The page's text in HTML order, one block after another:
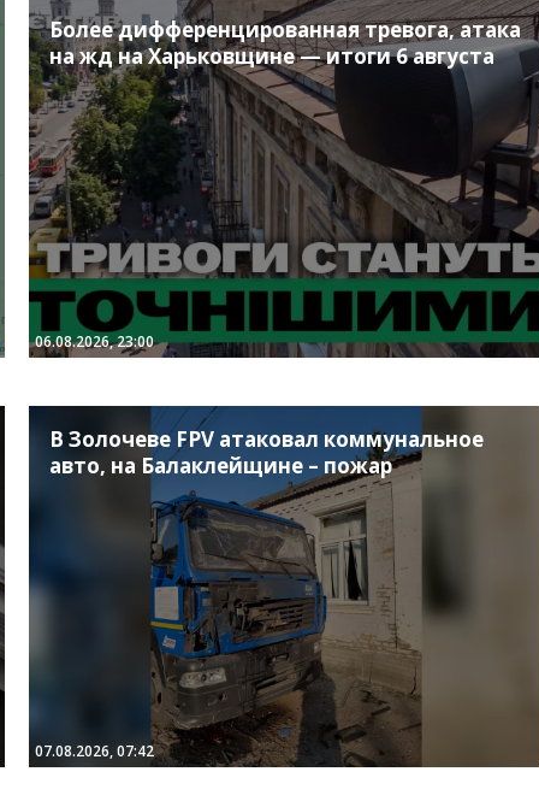
Более дифференцированная тревога, атака
на жд на Харьковщине — итоги 6 августа
06.08.2026, 23:00
В Золочеве FPV атаковал коммунальное
авто, на Балаклейщине – пожар
07.08.2026, 07:42